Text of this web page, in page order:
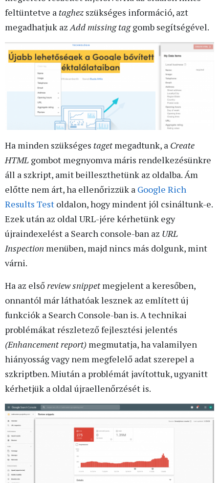
feltüntetve a taghez szükséges információ, azt
megadhatjuk azAdd missing taggomb segítségével.
Ha minden szükséges tagetmegadtunk, a Create
HTML gombot megnyomva máris rendelkezésünkre
áll a szkript, amit beilleszthetünk az oldalba. Ám
előtte nem árt, ha ellenőrizzük a Google Rich
Results Test oldalon, hogy mindent jól csináltunk-e.
Ezek után az oldal URL-jére kérhetünk egy
újraindexelést a Search console-ban az URL
Inspection menüben, majd nincs más dolgunk, mint
várni.
Ha az első review snippetmegjelent a keresőben,
onnantól már láthatóak lesznek az említett új
funkciók a Search Console-ban is. A technikai
problémákat részletező fejlesztési jelentés
(Enhancement report) megmutatja, ha valamilyen
hiányosság vagy nem megfelelő adat szerepel a
szkriptben. Miután a problémát javítottuk, ugyanitt
kérhetjük a oldal újraellenőrzését is.